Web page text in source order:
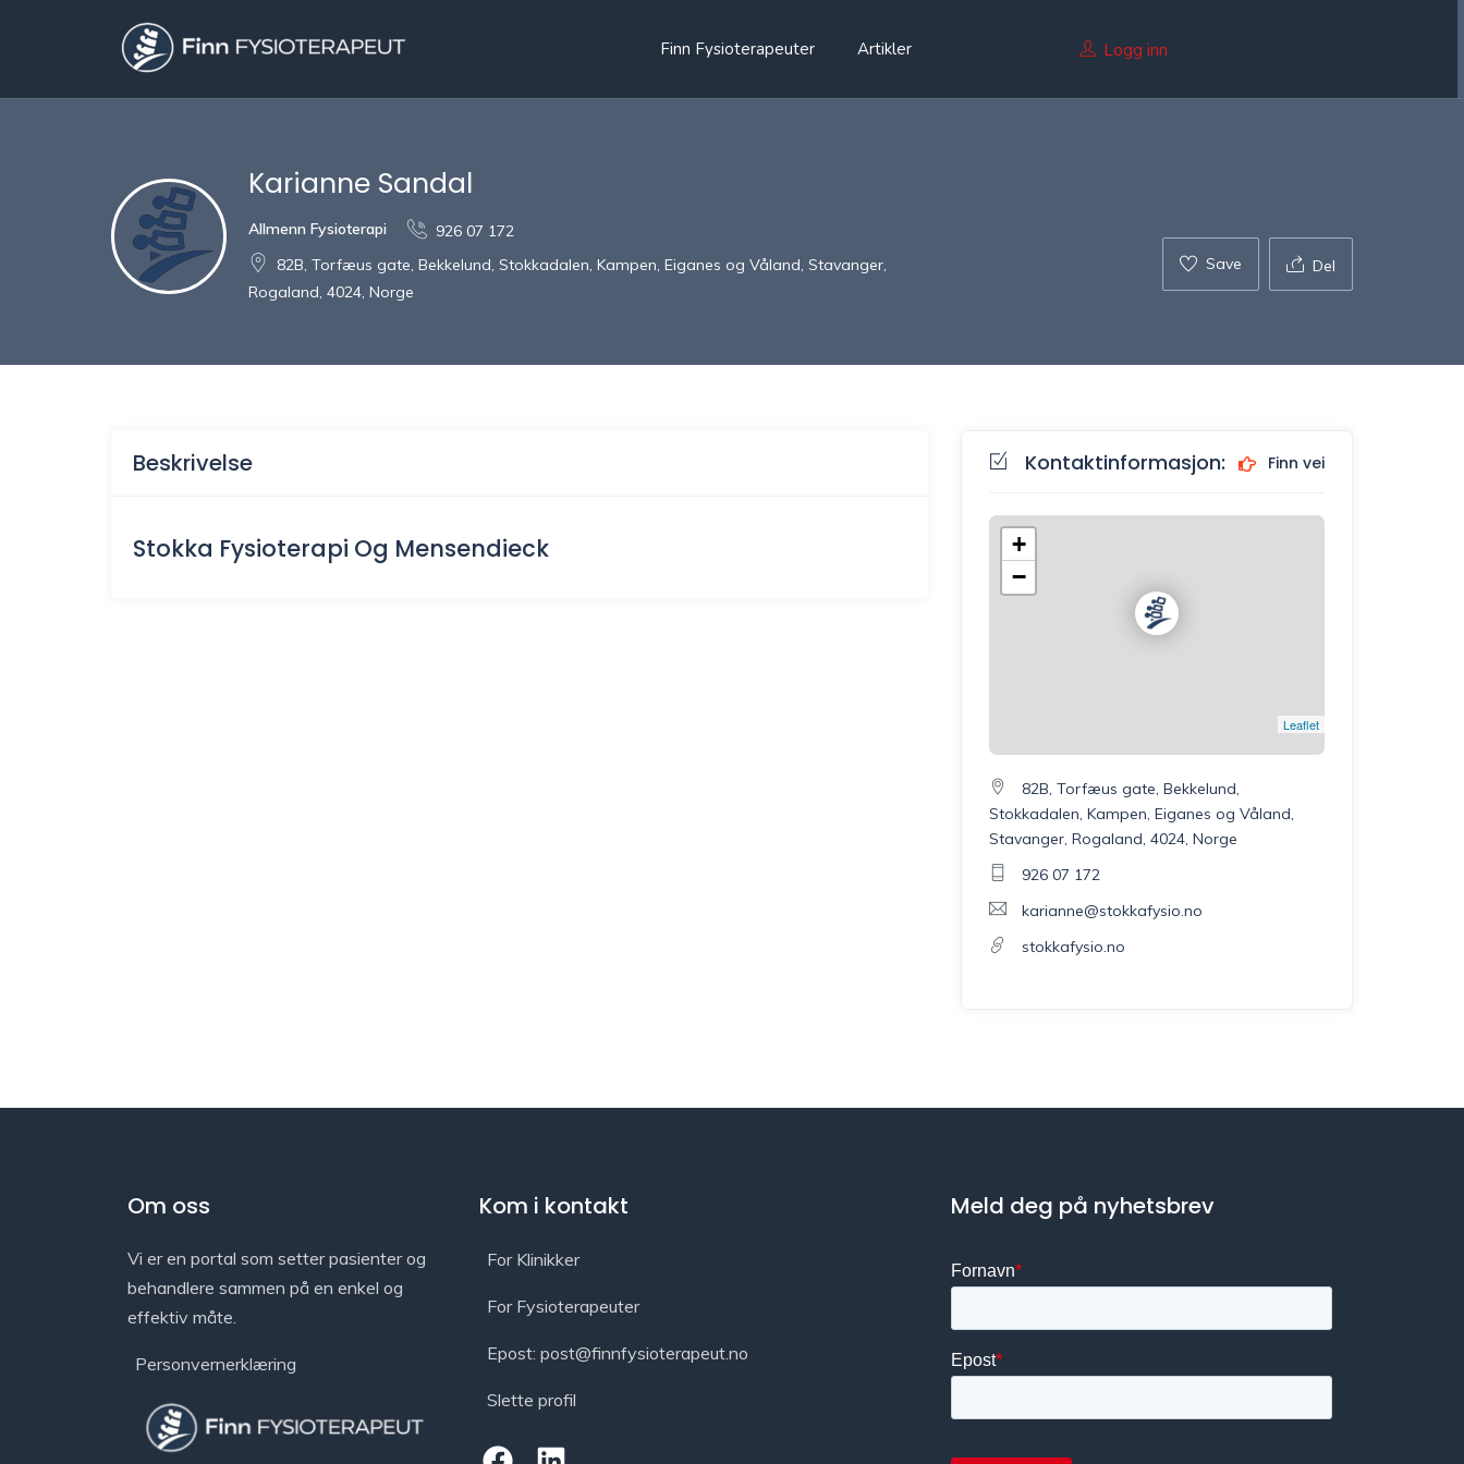
Finn Fysioterapeuter Artikler Logg inn
Karianne Sandal
Allmenn Fysioterapi
926 07 172
82B, Torfæus gate, Bekkelund, Stokkadalen, Kampen, Eiganes og Våland, Stavanger,
Rogaland, 4024, Norge
Save Del
Beskrivelse
Stokka Fysioterapi Og Mensendieck
Kontaktinformasjon: Finn vei
+
−
Leaflet
82B, Torfæus gate, Bekkelund,
Stokkadalen, Kampen, Eiganes og Våland,
Stavanger, Rogaland, 4024, Norge
926 07 172
karianne@stokkafysio.no
stokkafysio.no
Om oss
Vi er en portal som setter pasienter og
behandlere sammen på en enkel og
effektiv måte.
Personvernerklæring
Kom i kontakt
For Klinikker
For Fysioterapeuter
Epost: post@finnfysioterapeut.no
Slette profil
Meld deg på nyhetsbrev